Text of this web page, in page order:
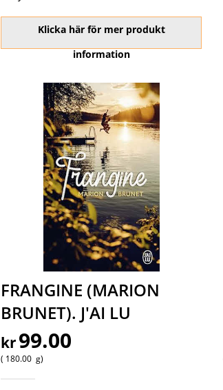
Klicka här för mer produkt
information
FRANGINE (MARION
BRUNET). J'AI LU
kr99.00
180.00 g